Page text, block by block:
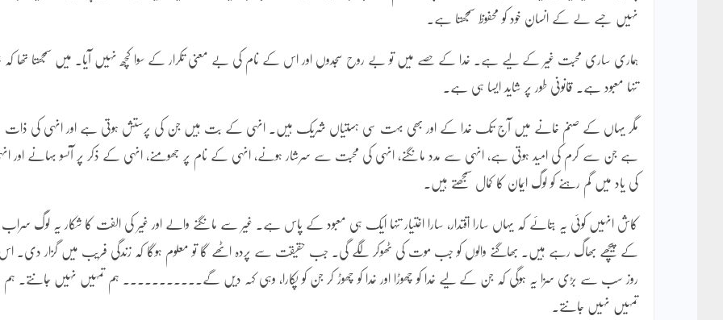
نہیں جسے لے کے انسان خود کو محفوظ سمجھتا ہے۔
ہماری ساری محبت غیر کے لیے ہے۔ خدا کے حصے میں تو بے روح سجدوں اور اس کے نام کی بے معنی تکرار کے سوا کچھ نہیں آیا۔ میں سمجھتا تھا کہ
تنہا معبود ہے۔ قانونی طور پر شاید ایسا ہی ہے۔
مگر یہاں کے صنم خانے میں آج تک خدا کے اور بھی بہت سی ہستیاں شریک ہیں۔ انہی کے بت ہیں جن کی پرستش ہوتی ہے اور انہی کی ذات
ہے جن سے کرم کی امید ہوتی ہے، انہی سے مدد مانگنے، انہی کی محبت سے سرشار ہونے، انہی کے نام پر جھومنے، انہی کے ذکر پر آنسو بہانے اور
کی یاد میں گم رہنے کو لوگ ایمان کا کمال سمجھتے ہیں۔
کاش انہیں کوئی یہ بتائے کہ یہاں سارا اقتدار، سارا اختیار تنہا ایک ہی معبود کے پاس ہے۔ غیر سے مانگنے والے اور غیر کی الفت کا شکار یہ لوگ سراب
کے پیچھے بھاگ رہے ہیں۔ بھاگنے والوں کو جب موت کی ٹھوکر لگے گی۔ جب حقیقت سے پردہ اٹھے گا تو معلوم ہوگا کہ زندگی فریب میں گزار دی۔ اس
روز سب سے بڑی سزا یہ ہوگی کہ جن کے لیے خدا کو چھوڑا اور خدا کو چھوڑ کر جن کو پکارا، وہی کہہ دیں گے۔۔۔۔۔۔۔۔۔۔۔ ہم تمہیں نہیں جانتے۔ ہم
تمہیں نہیں جانتے۔